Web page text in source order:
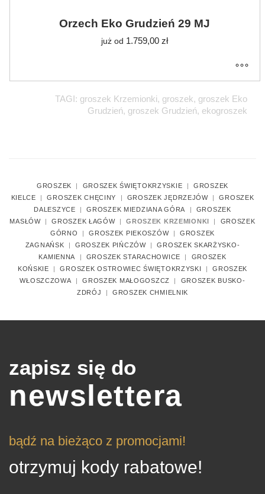
Orzech Eko Grudzień 29 MJ
już od 1.759,00zł
TAGI: groszek Krzemionki, groszek, groszek Eko
Grudzień, groszek Grudzień, ekogroszek
GROSZEK GROSZEK ŚWIĘTOKRZYSKIE
GROSZEK
KIELCE |GROSZEK CHĘCINY GROSZEK JĘDRZEJÓW|GROSZEK
DALESZYCE |GROSZEK MIEDZIANA GÓRA
GROSZEK
MASŁÓW|GROSZEK ŁAGÓW|GROSZEK KRZEMIONKI
GROSZEK
GÓRNO
|GROSZEK PIEKOSZÓW| GROSZEK
ZAGNAŃSK |GROSZEK PIŃCZÓW|GROSZEK SKARŻYSKO-
KAMIENNA
GROSZEK STARACHOWICE
GROSZEK
KOŃSKIE |GROSZEK OSTROWIEC ŚWIĘTOKRZYSKI |GROSZEK
WŁOSZCZOWA |GROSZEK MAŁOGOSZCZ
GROSZEK BUSKO-
ZDRÓJ
GROSZEK CHMIELNIK
zapisz się do
newslettera
bądź na bieżąco z promocjami!
otrzymuj kody rabatowe!